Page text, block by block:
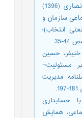
1. فهرست، زهره، هادی تیموری، رضا انصاری (1396)
سازمان و
انتخاب)؛
حسین
مسئولیت¬
مدیریت
آشنایی با حسابداری
همایش